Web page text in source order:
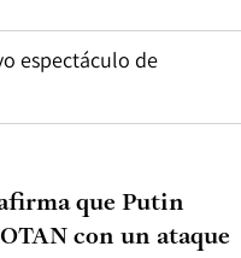
espectáculo de
que Putin
con un ataque